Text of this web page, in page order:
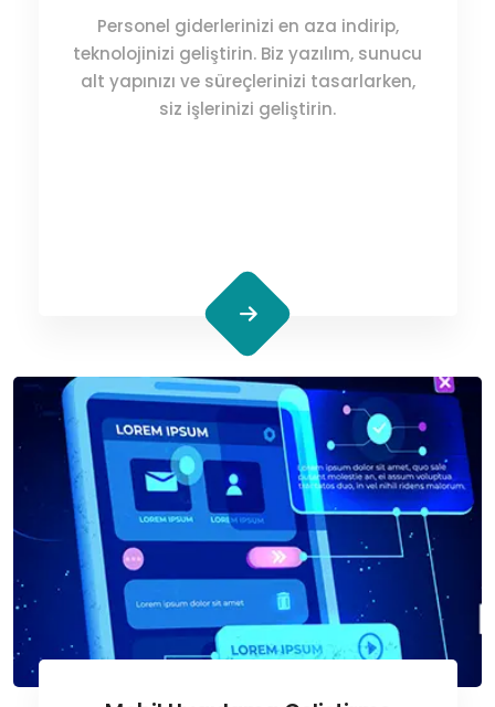
Personel giderlerinizi en aza indirip,
teknolojinizi geliştirin. Biz yazılım, sunucu
alt yapınızı ve süreçlerinizi tasarlarken,
siz işlerinizi geliştirin.